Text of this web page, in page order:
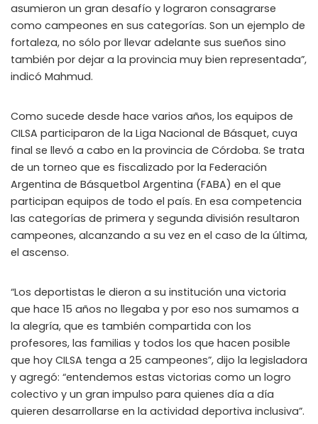
asumieron un gran desafío y lograron consagrarse
como campeones en sus categorías. Son un ejemplo de
fortaleza, no sólo por llevar adelante sus sueños sino
también por dejar a la provincia muy bien representada”,
indicó Mahmud.
Como sucede desde hace varios años, los equipos de
CILSA participaron de la Liga Nacional de Básquet, cuya
final se llevó a cabo en la provincia de Córdoba. Se trata
de un torneo que es fiscalizado por la Federación
Argentina de Básquetbol Argentina (FABA) en el que
participan equipos de todo el país. En esa competencia
las categorías de primera y segunda división resultaron
campeones, alcanzando a su vez en el caso de la última,
el ascenso.
“Los deportistas le dieron a su institución una victoria
que hace 15 años no llegaba y por eso nos sumamos a
la alegría, que es también compartida con los
profesores, las familias y todos los que hacen posible
que hoy CILSA tenga a 25 campeones”, dijo la legisladora
y agregó: “entendemos estas victorias como un logro
colectivo y un gran impulso para quienes día a día
quieren desarrollarse en la actividad deportiva inclusiva”.